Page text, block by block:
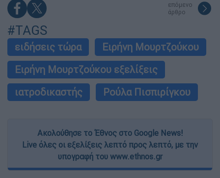
επόμενο
άρθρο
#TAGS
ειδήσεις τώρα
Ειρήνη Μουρτζούκου
Ειρήνη Μουρτζούκου εξελίξεις
ιατροδικαστής
Ρούλα Πισπιρίγκου
Ακολούθησε το Έθνος στο Google News!
Live όλες οι εξελίξεις λεπτό προς λεπτό, με την
υπογραφή του www.ethnos.gr